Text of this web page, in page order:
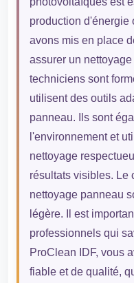
production d'énergie
avons mis en place
assurer un
techniciens sont
utilisent des outils
panneau. Ils sont
l'environnement et
nettoyage
résultats visibles. Le
nettoyage panneau
légère. Il est
professionnels qui
ProClean IDF, vous
fiable et de qualité,